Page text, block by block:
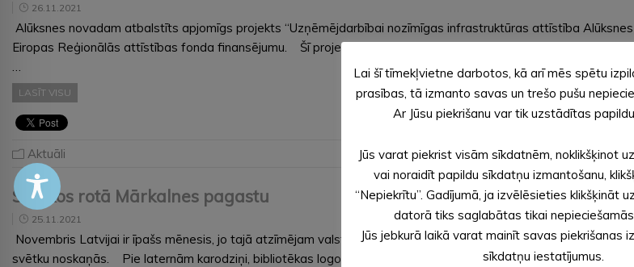
26.11.2021
Alūksnes novadam atbalstīts apjomīgs projekts “Uzņēmējdarbībai nozīmīgas infrastruktūras attīstība
Eiropas Reģionālās attīstības fonda finansējumu. Šī projekta mērķis ir izveidot komercdarbībai piemērotu
…
LASĪT VISU
Aktuāli
Svētkos rotā Mārkalnes pagastu
25.11.2021
Novembris Latvijai ir īpašs mēnesis, jo tajā atzīmējam valstij nozīmīgus notikumus – Lāčplēša dienu un
svētku noskaņās. Pie laternām karodziņi, bibliotēkas logos citāti par latviešiem, sveču un lāpu gaismas un
Lai šī tīmekļvietne darbotos, kā arī mēs spētu
prasības, tā izmanto savas un trešo pušu
Ar Jūsu piekrišanu var tik uzstādītas
Jūs varat piekrist visām sīkdatnēm, noklikšķinot
vai noraidīt papildu sīkdatņu izmantošanu,
“Nepiekrītu”. Gadījumā, ja izvēlēsieties klikšķināt
datorā tiks saglabātas tikai
Jūs jebkurā laikā varat mainīt savas piekrišanas
sīkdatņu iestatījumus.